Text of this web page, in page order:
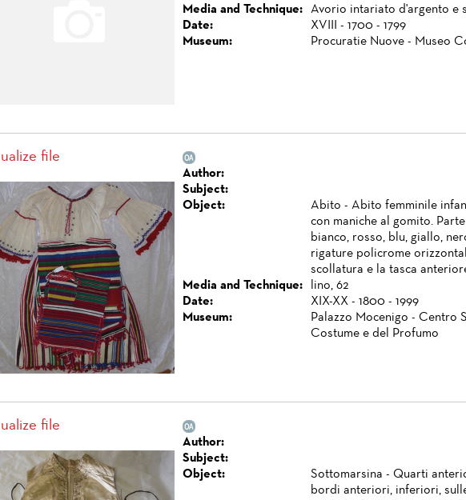
Media and Technique:
Avorio intariato d'argento e
Date:
XVIII - 1700 - 1799
Museum:
Procuratie Nuove - Museo
file
Author:
Subject:
Object:
Abito - Abito femminile
con maniche al gomito.
bianco, rosso, blu, giallo,
rigature policrome
scollatura e la tasca
Media and Technique:
lino, 62
Date:
XIX-XX - 1800 - 1999
Museum:
Palazzo Mocenigo - Centro
Costume e del Profumo
file
Author:
Subject:
Object:
Sottomarsina - Quarti
bordi anteriori, inferiori,